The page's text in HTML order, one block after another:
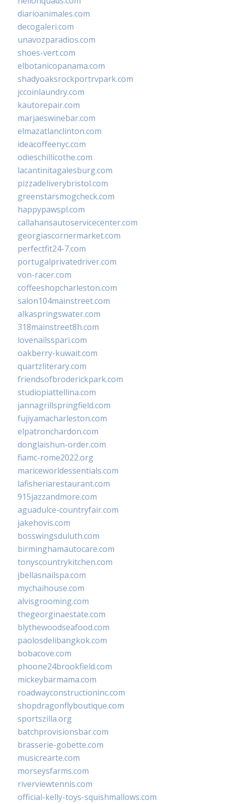
diarioanimales.com
decogaleri.com
unavozparadios.com
shoes-vert.com
elbotanicopanama.com
shadyoaksrockportrvpark.com
jccoinlaundry.com
kautorepair.com
marjaeswinebar.com
elmazatlanclinton.com
ideacoffeenyc.com
odieschillicothe.com
lacantinitagalesburg.com
pizzadeliverybristol.com
greenstarsmogcheck.com
happypawspl.com
callahansautoservicecenter.com
georgiascornermarket.com
perfectfit24-7.com
portugalprivatedriver.com
von-racer.com
coffeeshopcharleston.com
salon104mainstreet.com
alkaspringswater.com
318mainstreet8h.com
lovenailsspari.com
oakberry-kuwait.com
quartzliterary.com
friendsofbroderickpark.com
studiopiattellina.com
jannagrillspringfield.com
fujiyamacharleston.com
elpatronchardon.com
donglaishun-order.com
fiamc-rome2022.org
mariceworldessentials.com
lafisheriarestaurant.com
915jazzandmore.com
aguadulce-countryfair.com
jakehovis.com
bosswingsduluth.com
birminghamautocare.com
tonyscountrykitchen.com
jbellasnailspa.com
mychaihouse.com
alvisgrooming.com
thegeorginaestate.com
blythewoodseafood.com
paolosdelibangkok.com
bobacove.com
phoone24brookfield.com
mickeybarmama.com
roadwayconstructioninc.com
shopdragonflyboutique.com
sportszilla.org
batchprovisionsbar.com
brasserie-gobette.com
musicrearte.com
morseysfarms.com
riverviewtennis.com
official-kelly-toys-squishmallows.com